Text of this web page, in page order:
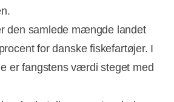
den samlede mængde landet
for danske fiskefartøjer. I
er fangstens værdi steget med